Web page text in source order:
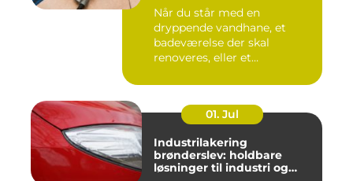
Når du står med en
dryppende vandhane, et
badeværelse der skal
renoveres, eller et
01. Jul
Industrilakering
brønderslev: holdbare
løsninger til industri og